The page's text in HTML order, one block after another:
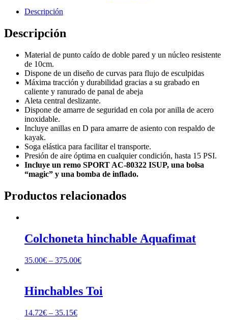
Descripción
Descripción
Material de punto caído de doble pared y un núcleo resistente
de 10cm.
Dispone de un diseño de curvas para flujo de esculpidas
Máxima tracción y durabilidad gracias a su grabado en
caliente y ranurado de panal de abeja
Aleta central deslizante.
Dispone de amarre de seguridad en cola por anilla de acero
inoxidable.
Incluye anillas en D para amarre de asiento con respaldo de
kayak.
Soga elástica para facilitar el transporte.
Presión de aire óptima en cualquier condición, hasta 15 PSI.
Incluye un remo SPORT AC-80322 ISUP, una bolsa
“magic” y una bomba de inflado.
Productos relacionados
Colchoneta hinchable Aquafimat
35.00€ – 375.00€
Hinchables Toi
14.72€ – 35.15€